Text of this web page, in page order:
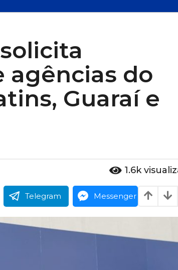
agências do
Guaraí e
1.6k
Telegram Messenger